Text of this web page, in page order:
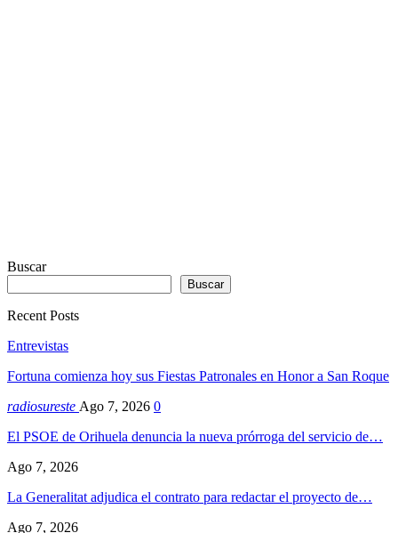
Buscar
Buscar
Recent Posts
Entrevistas
Fortuna comienza hoy sus Fiestas Patronales en Honor a San Roque
radiosureste Ago 7, 2026 0
El PSOE de Orihuela denuncia la nueva prórroga del servicio de…
Ago 7, 2026
La Generalitat adjudica el contrato para redactar el proyecto de…
Ago 7, 2026